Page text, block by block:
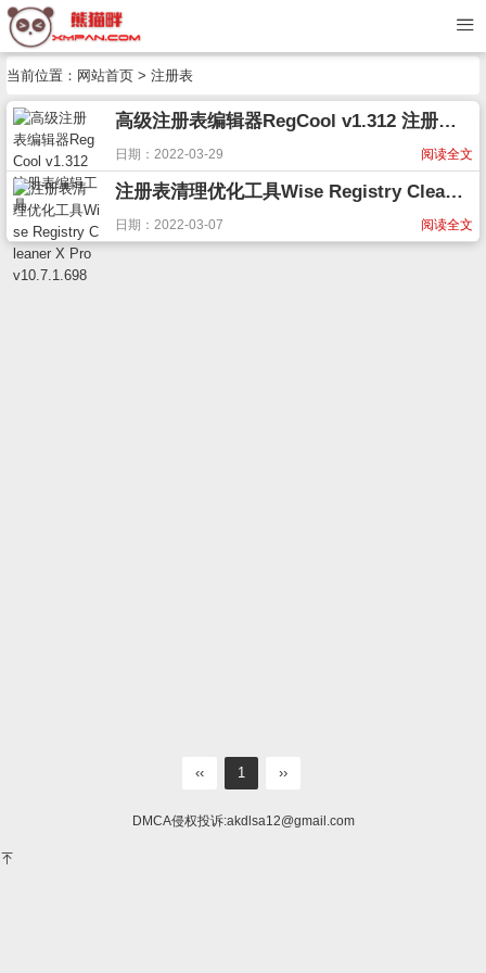
当前位置： 网站首页 > 注册表
高级注册表编辑器RegCool v1.312 注册表编辑工具
阅读全文
日期：2022-03-29
注册表清理优化工具Wise Registry Cleaner X Pro v10.7.1.698
阅读全文
日期：2022-03-07
‹‹ 1 ››
DMCA侵权投诉:akdlsa12@gmail.com